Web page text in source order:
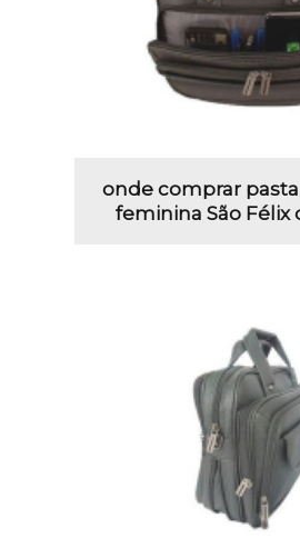
onde comprar
feminina São Félix